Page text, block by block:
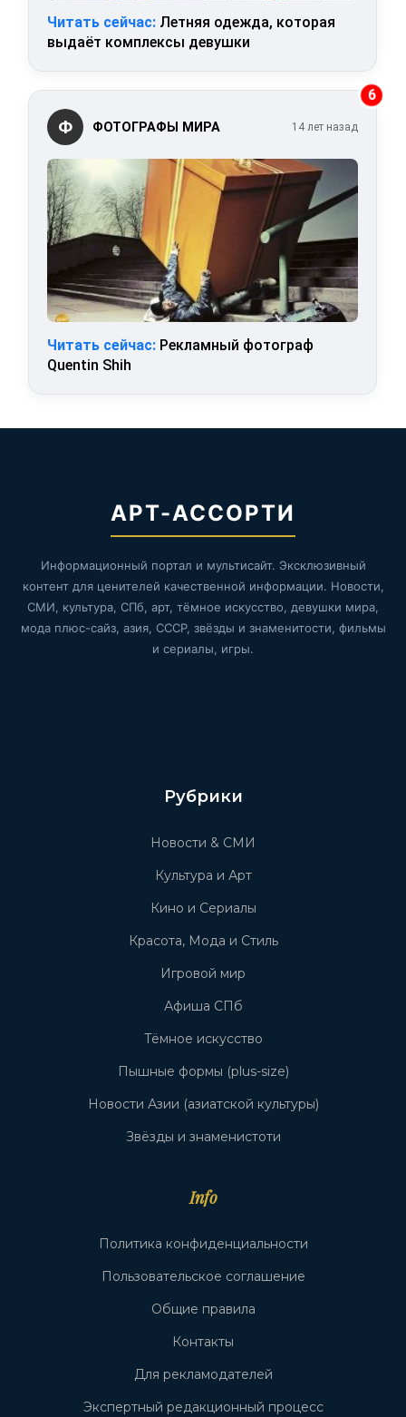
Читать сейчас: Летняя одежда, которая
выдаёт комплексы девушки
6
Ф ФОТОГРАФЫ МИРА 14 лет назад
Читать сейчас: Рекламный фотограф
Quentin Shih
АРТ-АССОРТИ
Информационный портал и мультисайт. Эксклюзивный
контент для ценителей качественной информации. Новости,
СМИ, культура, СПб, арт, тёмное искусство, девушки мира,
мода плюс-сайз, азия, СССР, звёзды и знаменитости, фильмы
и сериалы, игры.
Рубрики
Новости & СМИ
Культура и Арт
Кино и Сериалы
Красота, Мода и Стиль
Игровой мир
Афиша СПб
Тёмное искусство
Пышные формы (plus-size)
Новости Азии (азиатской культуры)
Звёзды и знаменистоти
Info
Политика конфиденциальности
Пользовательское соглашение
Общие правила
Контакты
Для рекламодателей
Экспертный редакционный процесс